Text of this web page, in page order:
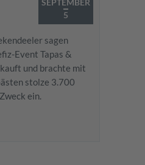
5
sagen
Event Tapas &
und brachte mit
stolze 3.700
ein.